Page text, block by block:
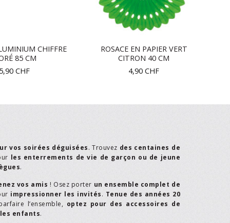
CHIFFRE
85 CM
CHF
ROSACE EN PAPIER VERT
CITRON 40 CM
4,90 CHF
vos soirées déguisées. Trouvez des centaines de
les enterrements de vie de garçon ou de jeune
.
vos amis ! Osez porter un ensemble complet de
impressionner les invités. Tenue des années 20
l’ensemble, optez pour des accessoires de
les enfants.